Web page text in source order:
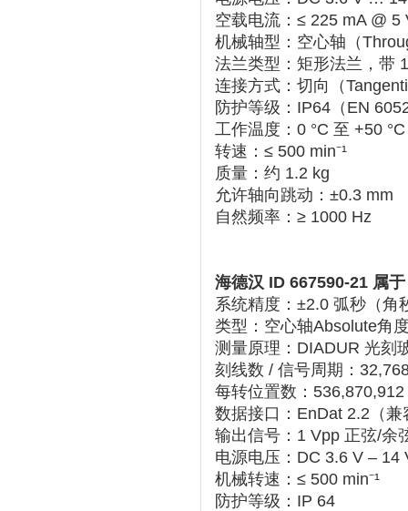
空载电流 ‌：‌ ≤ 225 mA @ 5
机械轴型 ‌：‌ 空心轴（
法兰类型 ：矩形法兰，带
连接方式 ‌：‌ 切向（
防护等级 ‌：‌ IP64 （EN
工作温度 ‌：‌ 0 °C 至 +50 °C
转速 ‌：‌ ≤ 500 min⁻¹
质量 ‌：约 ‌ 1.2 kg
允许轴向跳动 ‌：‌ ±0.3 mm
自然频率 ‌：‌ ≥ 1000 Hz
海德汉 ID 667590-21 属
系统精度 ‌：‌ ±2.0 弧秒 （角
类型 ‌：‌ 空心轴Absolute角
测量原理 ‌：‌ DIADUR 光刻
刻线数 / 信号周期 ‌：‌
每转位置数 ‌：‌
数据接口 ‌：‌ EnDat 2.2（
输出信号 ‌：‌ 1 Vpp 正弦/余
电源电压 ‌：‌ DC 3.6 V – 14
机械转速 ‌：‌ ≤ 500 min⁻¹
防护等级 ‌：‌ IP 64